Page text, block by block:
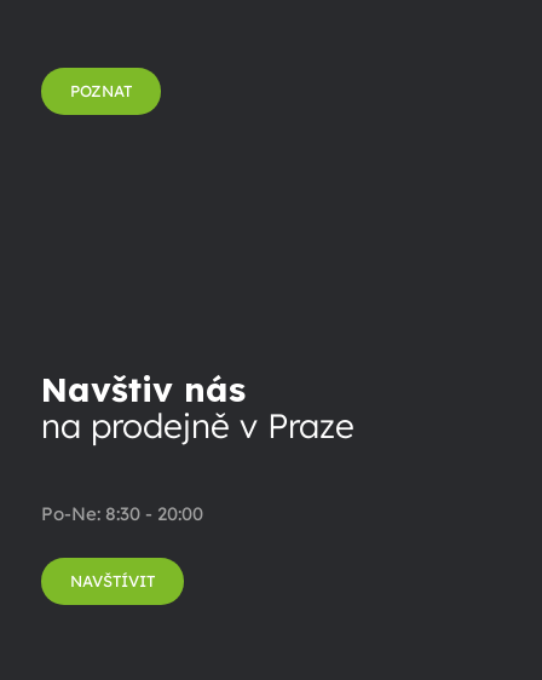
POZNAT
Navštiv nás
na prodejně v Praze
Po-Ne: 8:30 - 20:00
NAVŠTÍVIT